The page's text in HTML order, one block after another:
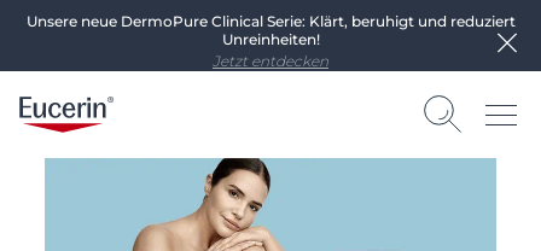
Unsere neue DermoPure Clinical Serie: Klärt, beruhigt und reduziert
Unreinheiten!
Jetzt entdecken